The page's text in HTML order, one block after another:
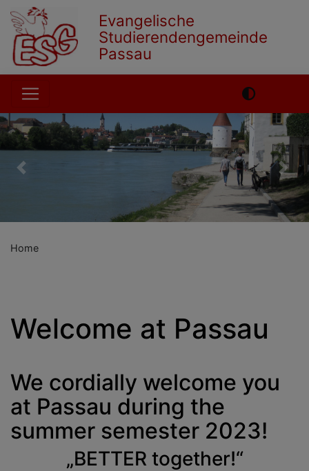
Skip
main
content
Evangelische
Studierendengemeinde
Passau
Hauptnavigation
Previous Next
Home
Welcome at Passau
We cordially welcome you
at Passau during the
summer semester 2023!
„BETTER together!“